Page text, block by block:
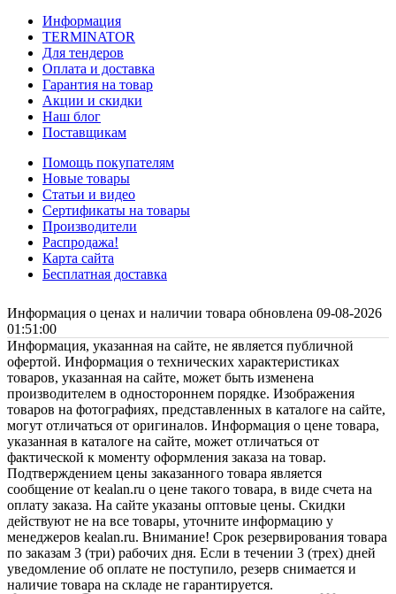
Информация
TERMINATOR
Для тендеров
Оплата и доставка
Гарантия на товар
Акции и скидки
Наш блог
Поставщикам
Помощь покупателям
Новые товары
Статьи и видео
Сертификаты на товары
Производители
Распродажа!
Карта сайта
Бесплатная доставка
Информация о ценах и наличии товара обновлена 09-08-2026
01:51:00
Информация, указанная на сайте, не является публичной
офертой. Информация о технических характеристиках
товаров, указанная на сайте, может быть изменена
производителем в одностороннем порядке. Изображения
товаров на фотографиях, представленных в каталоге на сайте,
могут отличаться от оригиналов. Информация о цене товара,
указанная в каталоге на сайте, может отличаться от
фактической к моменту оформления заказа на товар.
Подтверждением цены заказанного товара является
сообщение от kealan.ru о цене такого товара, в виде счета на
оплату заказа. На сайте указаны оптовые цены. Скидки
действуют не на все товары, уточните информацию у
менеджеров kealan.ru. Внимание! Срок резервирования товара
по заказам 3 (три) рабочих дня. Если в течении 3 (трех) дней
уведомление об оплате не поступило, резерв снимается и
наличие товара на складе не гарантируется.